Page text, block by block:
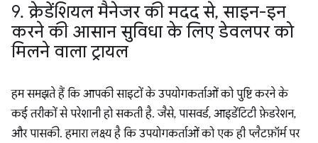
9. क्रेडेंशियल मैनेजर की मदद से, साइन-इन
करने की आसान सुविधा के लिए डेवलपर को
मिलने वाला ट्रायल
हम समझते हैं कि आपकी साइटों के उपयोगकर्ताओं को पुष्टि करने के
कई तरीकों से परेशानी हो सकती है. जैसे, पासवर्ड, आइडेंटिटी फ़ेडरेशन,
और पासकी. हमारा लक्ष्य है कि उपयोगकर्ताओं को एक ही प्लैटफ़ॉर्म पर